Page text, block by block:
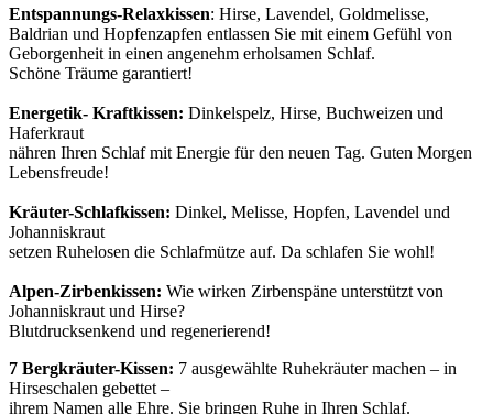
Entspannungs-Relaxkissen: Hirse, Lavendel, Goldmelisse,
Baldrian und Hopfenzapfen entlassen Sie mit einem Gefühl von
Geborgenheit in einen angenehm erholsamen Schlaf.
Schöne Träume garantiert!
Energetik- Kraftkissen: Dinkelspelz, Hirse, Buchweizen und
Haferkraut
nähren Ihren Schlaf mit Energie für den neuen Tag. Guten Morgen
Lebensfreude!
Kräuter-Schlafkissen: Dinkel, Melisse, Hopfen, Lavendel und
Johanniskraut
setzen Ruhelosen die Schlafmütze auf. Da schlafen Sie wohl!
Alpen-Zirbenkissen: Wie wirken Zirbenspäne unterstützt von
Johanniskraut und Hirse?
Blutdrucksenkend und regenerierend!
7 Bergkräuter-Kissen: 7 ausgewählte Ruhekräuter machen – in
Hirseschalen gebettet –
ihrem Namen alle Ehre. Sie bringen Ruhe in Ihren Schlaf.